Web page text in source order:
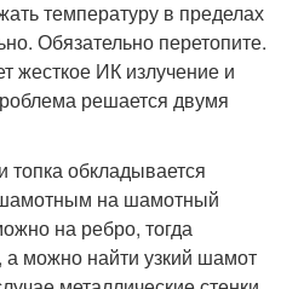
температуру в пределах
Обязательно перетопите.
жесткое ИК излучение и
решается двумя
топка обкладывается
на шамотный
на ребро, тогда
можно найти узкий шамот